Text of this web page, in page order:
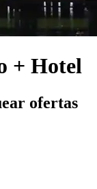
+ Hotel
ofertas